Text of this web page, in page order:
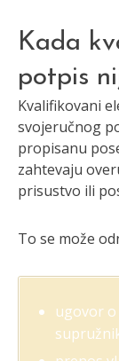
Kada
potpis
Kvalifikovani
svojeručnog
propisanu
zahtevaju
prisustvo ili
To se može
ugovor